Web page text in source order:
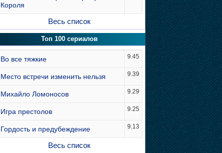
Короля
Весь список
Топ 100 сериалов
Во все тяжкие 9.45
Место встречи изменить нельзя 9.39
Михайло Ломоносов 9.29
Игра престолов 9.25
Гордость и предубеждение 9.13
Весь список